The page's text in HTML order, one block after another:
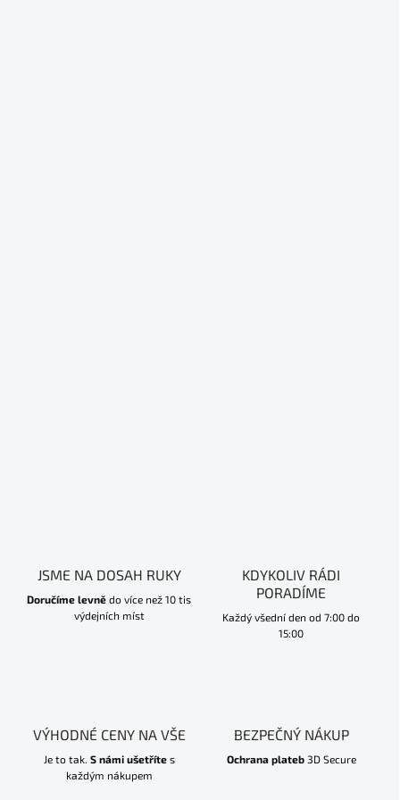
JSME NA DOSAH RUKY
Doručíme levně do více než 10 tis
výdejních míst
KDYKOLIV RÁDI
PORADÍME
Každý všední den od 7:00 do
15:00
VÝHODNÉ CENY NA VŠE
Je to tak. S námi ušetřítes
každým nákupem
BEZPEČNÝ NÁKUP
Ochrana plateb3D Secure